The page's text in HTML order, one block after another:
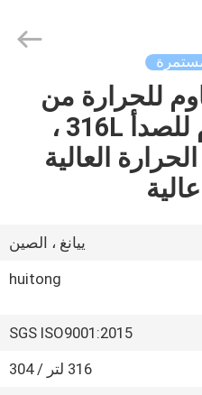
للحرارة من
الفولاذ المقاوم للصدأ 316L ،
العالية
ييانغ ، الصين
huitong
SGS ISO9001:2015
316 لتر / 304